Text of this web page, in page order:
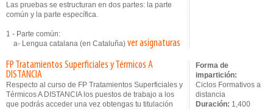
Las pruebas se estructuran en dos partes: la parte
común y la parte específica.
1 - Parte común:
a- Lengua catalana (en Cataluña) ver asignaturas
FP Tratamientos Superficiales y Térmicos A
DISTANCIA
Respecto al curso de FP Tratamientos Superficiales y
Térmicos A DISTANCIA los puestos de trabajo a los
que podrás acceder una vez obtengas tu titulación
Forma de
impartición:
Ciclos Formativos a
distancia
Duración: 1,400